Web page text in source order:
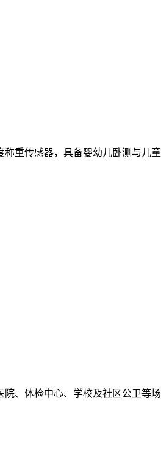
重传感器，具备婴幼儿卧测与儿
、体检中心、学校及社区公卫等